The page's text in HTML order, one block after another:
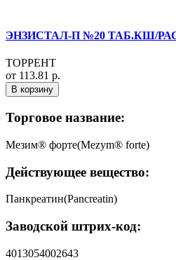
ЭНЗИСТАЛ-П №20 ТАБ.КШ/
ТОРРЕНТ
от 113.81 р.
В корзину
Торговое название:
Мезим® форте(Mezym® forte)
Действующее вещество:
Панкреатин(Pancreatin)
Заводской штрих-код:
4013054002643